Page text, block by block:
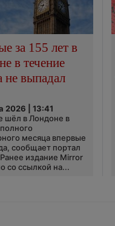
за 155 лет в
в течение
не выпадал
2026 | 13:41
шёл в Лондоне в
месяца впервые
сообщает портал
издание Mirror
со ссылкой на...